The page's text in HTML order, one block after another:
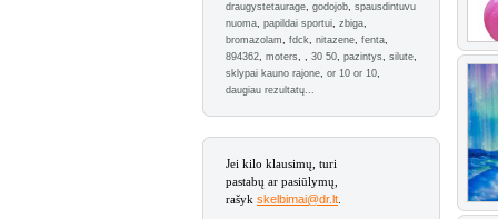
draugystetaurage, godojob, spausdintuvu
nuoma, papildai sportui, zbiga,
bromazolam, fdck, nitazene, fenta,
894362, moters, , 30 50, pazintys, silute,
sklypai kauno rajone, or 10 or 10,
daugiau rezultatų...
Jei kilo klausimų, turi
pastabų ar pasiūlymų,
rašyk skelbimai@dr.lt